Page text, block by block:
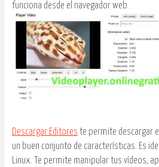
funciona desde el navegador web.
Descargar Editores te permite descargar
un buen conjunto de características. Es
Linux. Te permite manipular tus vídeos,